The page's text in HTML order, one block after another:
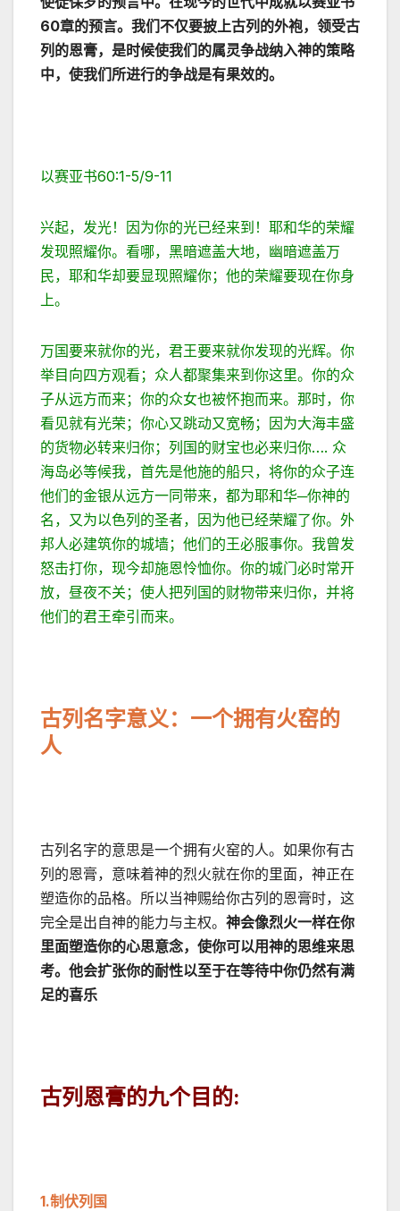
60章的预言。我们不仅要披上古列的外袍，领受古
列的恩膏，是时候使我们的属灵争战纳入神的策略
中，使我们所进行的争战是有果效的。
以赛亚书60:1-5/9-11
兴起，发光！因为你的光已经来到！耶和华的荣耀
发现照耀你。看哪，黑暗遮盖大地，幽暗遮盖万
民，耶和华却要显现照耀你；他的荣耀要现在你身
上。
万国要来就你的光，君王要来就你发现的光辉。你
举目向四方观看；众人都聚集来到你这里。你的众
子从远方而来；你的众女也被怀抱而来。那时，你
看见就有光荣；你心又跳动又宽畅；因为大海丰盛
的货物必转来归你；列国的财宝也必来归你…. 众
海岛必等候我，首先是他施的船只，将你的众子连
他们的金银从远方一同带来，都为耶和华─你神的
名，又为以色列的圣者，因为他已经荣耀了你。外
邦人必建筑你的城墙；他们的王必服事你。我曾发
怒击打你，现今却施恩怜恤你。你的城门必时常开
放，昼夜不关；使人把列国的财物带来归你，并将
他们的君王牵引而来。
古列名字意义：一个拥有火窑的
人
古列名字的意思是一个拥有火窑的人。如果你有古
列的恩膏，意味着神的烈火就在你的里面，神正在
塑造你的品格。所以当神赐给你古列的恩膏时，这
完全是出自神的能力与主权。 神会像烈火一样在你
里面塑造你的心思意念，使你可以用神的思维来思
考。他会扩张你的耐性以至于在等待中你仍然有满
足的喜乐
古列恩膏的九个目的:
1.制伏列国